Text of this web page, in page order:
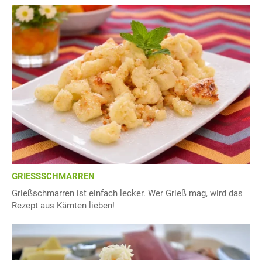
GRIESSSCHMARREN
Grießschmarren ist einfach lecker. Wer Grieß mag, wird das
Rezept aus Kärnten lieben!